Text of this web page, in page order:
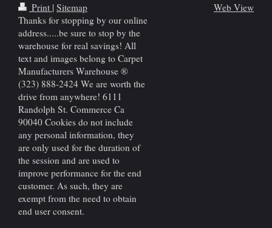
Print | Sitemap
Thanks for stopping by our online
address.....be sure to stop by the
warehouse for real savings! All
text and images belong to Carpet
Manufacturers Warehouse ®
(323) 888-2424 We are worth the
drive from anywhere! 6111
Randolph St. Commerce Ca
90040 Cookies do not include
any personal information, they
are only used for the duration of
the session and are used to
improve performance for the end
customer. As such, they are
exempt from the need to obtain
end user consent.
Web View